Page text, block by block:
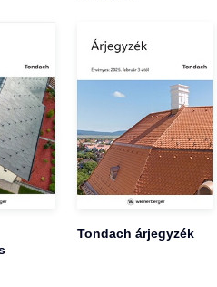
Tondach árjegyzék